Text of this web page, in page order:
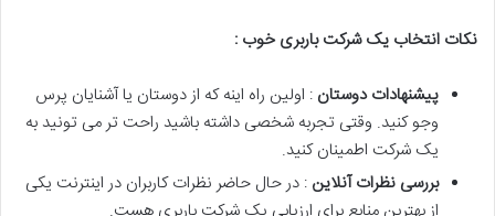
نکات انتخاب یک شرکت باربری خوب :
پیشنهادات دوستان : اولین راه اینه که از دوستان یا آشنایان پرس
وجو کنید. وقتی تجربه شخصی داشته باشید راحت تر می تونید به
یک شرکت اطمینان کنید.
بررسی نظرات آنلاین : در حال حاضر نظرات کاربران در اینترنت یکی